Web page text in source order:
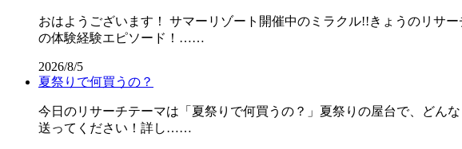
おはようございます！ サマーリゾート開催中のミラクル!!きょうのリサ
の体験経験エピソード！……
2026/8/5
夏祭りで何買うの？
今日のリサーチテーマは「夏祭りで何買うの？」夏祭りの屋台で、どん
送ってください！詳し……